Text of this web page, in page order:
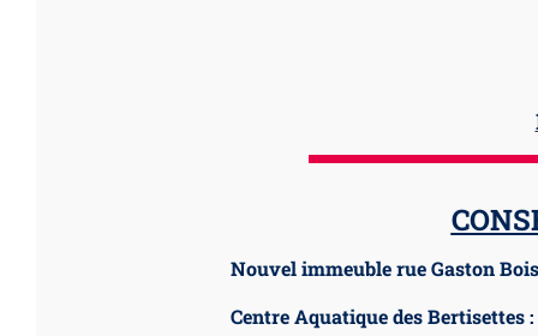
Nouvel immeuble rue Gaston
Centre Aquatique des